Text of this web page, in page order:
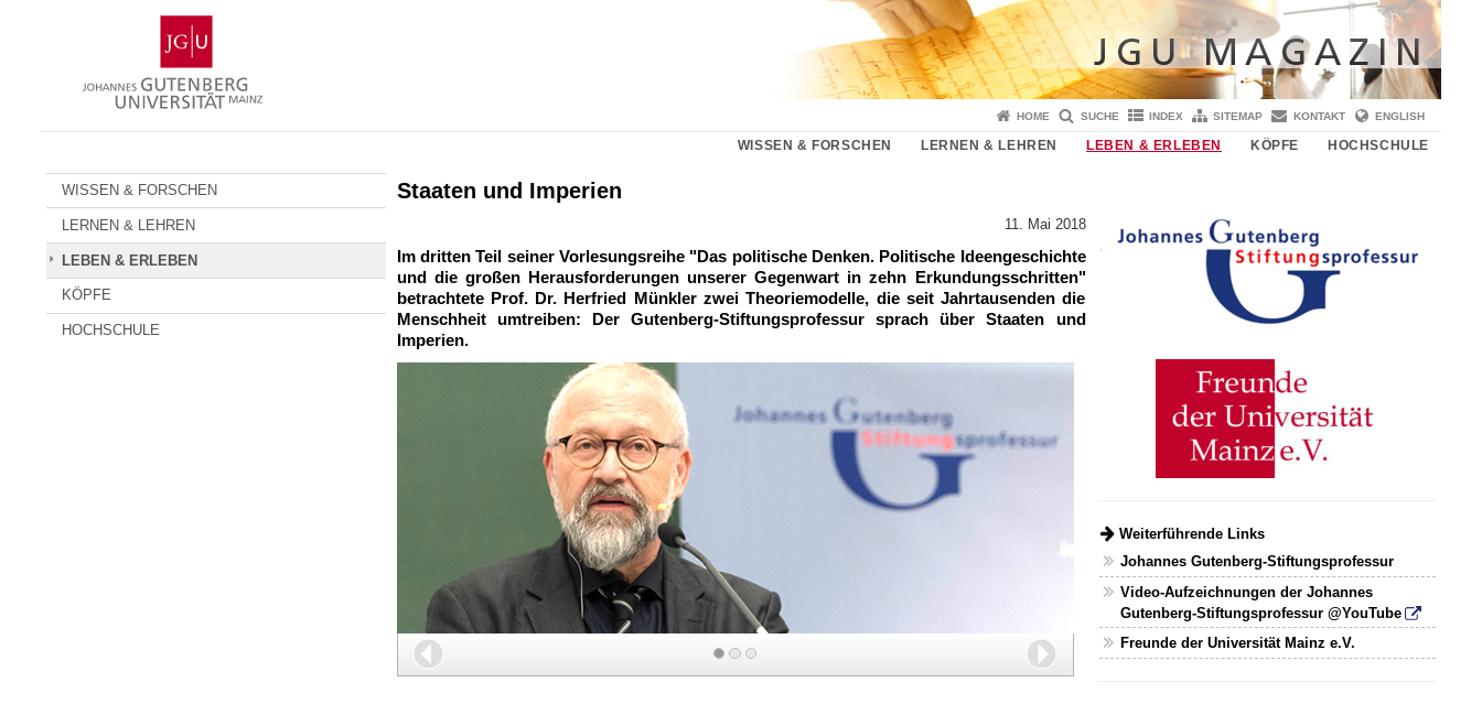
Gutenberg-
Universität
Mainz
HOME SUCHE INDEX SITEMAP KONTAKT ENGLISH
WISSEN & FORSCHEN LERNEN & LEHREN LEBEN & ERLEBEN KÖPFE HOCHSCHULE
WISSEN & FORSCHEN
LERNEN & LEHREN
LEBEN & ERLEBEN
KÖPFE
HOCHSCHULE
Staaten und Imperien
11. Mai 2018
Im dritten Teil seiner Vorlesungsreihe "Das politische Denken. Politische Ideengeschichte
und die großen Herausforderungen unserer Gegenwart in zehn Erkundungsschritten"
betrachtete Prof. Dr. Herfried Münkler zwei Theoriemodelle, die seit Jahrtausenden die
Menschheit umtreiben: Der Gutenberg-Stiftungsprofessur sprach über Staaten und
Imperien.
Zurück Weiter
Weiterführende Links
Johannes Gutenberg-Stiftungsprofessur
Video-Aufzeichnungen der Johannes
Gutenberg-Stiftungsprofessur @YouTube
Freunde der Universität Mainz e.V.